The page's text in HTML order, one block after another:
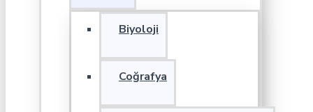
Biyoloji
Coğrafya